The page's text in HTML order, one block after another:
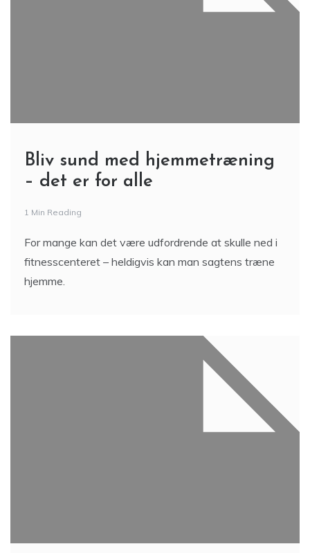
Bliv sund med hjemmetræning
– det er for alle
1 Min Reading
For mange kan det være udfordrende at skulle ned i
fitnesscenteret – heldigvis kan man sagtens træne
hjemme.